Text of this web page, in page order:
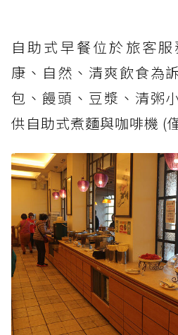
自助式早餐位於旅客
康、自然、清爽飲食為
包、饅頭、豆漿、清粥
供自助式煮麵與咖啡機 (